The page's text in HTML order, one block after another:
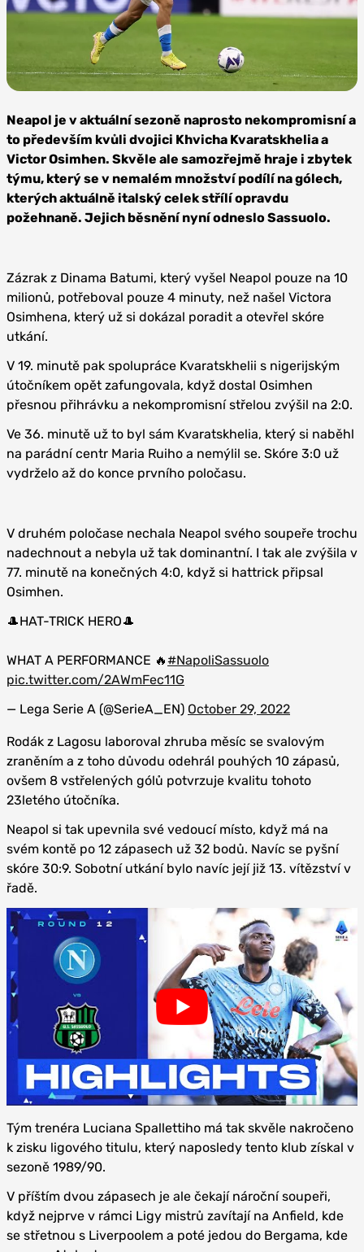
Depositphotos
Neapol je v aktuální sezoně naprosto nekompromisní a
to především kvůli dvojici Khvicha Kvaratskhelia a
Victor Osimhen. Skvěle ale samozřejmě hraje i zbytek
týmu, který se v nemalém množství podílí na gólech,
kterých aktuálně italský celek střílí opravdu
požehnaně. Jejich běsnění nyní odneslo Sassuolo.
Zázrak z Dinama Batumi, který vyšel Neapol pouze na 10
milionů, potřeboval pouze 4 minuty, než našel Victora
Osimhena, který už si dokázal poradit a otevřel skóre
utkání.
V 19. minutě pak spolupráce Kvaratskhelii s nigerijským
útočníkem opět zafungovala, když dostal Osimhen
přesnou přihrávku a nekompromisní střelou zvýšil na 2:0.
Ve 36. minutě už to byl sám Kvaratskhelia, který si naběhl
na parádní centr Maria Ruiho a nemýlil se. Skóre 3:0 už
vydrželo až do konce prvního poločasu.
V druhém poločase nechala Neapol svého soupeře trochu
nadechnout a nebyla už tak dominantní. I tak ale zvýšila v
77. minutě na konečných 4:0, když si hattrick připsal
Osimhen.
🎩HAT-TRICK HERO🎩
WHAT A PERFORMANCE 🔥#NapoliSassuolo
pic.twitter.com/2AWmFec11G
— Lega Serie A (@SerieA_EN) October 29, 2022
Rodák z Lagosu laboroval zhruba měsíc se svalovým
zraněním a z toho důvodu odehrál pouhých 10 zápasů,
ovšem 8 vstřelených gólů potvrzuje kvalitu tohoto
23letého útočníka.
Neapol si tak upevnila své vedoucí místo, když má na
svém kontě po 12 zápasech už 32 bodů. Navíc se pyšní
skóre 30:9. Sobotní utkání bylo navíc její již 13. vítězství v
řadě.
Tým trenéra Luciana Spallettiho má tak skvěle nakročeno
k zisku ligového titulu, který naposledy tento klub získal v
sezoně 1989/90.
V příštím dvou zápasech je ale čekají nároční soupeři,
když nejprve v rámci Ligy mistrů zavítají na Anfield, kde
se střetnou s Liverpoolem a poté jedou do Bergama, kde